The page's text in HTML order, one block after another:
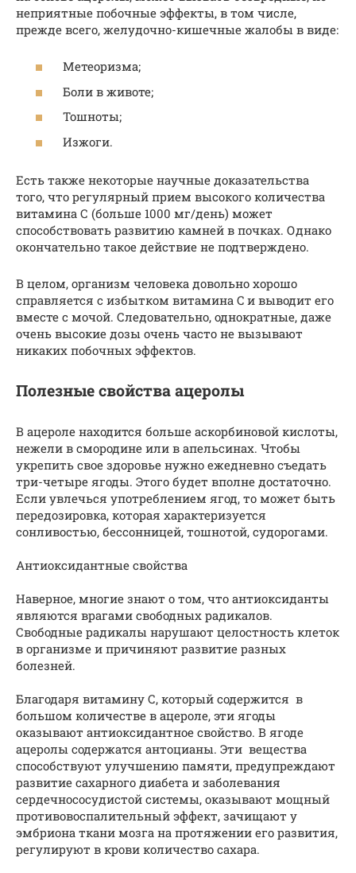
неприятные побочные эффекты, в том числе,
прежде всего, желудочно-кишечные жалобы в виде:
Метеоризма;
Боли в животе;
Тошноты;
Изжоги.
Есть также некоторые научные доказательства
того, что регулярный прием высокого количества
витамина С (больше 1000 мг/день) может
способствовать развитию камней в почках. Однако
окончательно такое действие не подтверждено.
В целом, организм человека довольно хорошо
справляется с избытком витамина C и выводит его
вместе с мочой. Следовательно, однократные, даже
очень высокие дозы очень часто не вызывают
никаких побочных эффектов.
Полезные свойства ацеролы
В ацероле находится больше аскорбиновой кислоты,
нежели в смородине или в апельсинах. Чтобы
укрепить свое здоровье нужно ежедневно съедать
три-четыре ягоды. Этого будет вполне достаточно.
Если увлечься употреблением ягод, то может быть
передозировка, которая характеризуется
сонливостью, бессонницей, тошнотой, судорогами.
Антиоксидантные свойства
Наверное, многие знают о том, что антиоксиданты
являются врагами свободных радикалов.
Свободные радикалы нарушают целостность клеток
в организме и причиняют развитие разных
болезней.
Благодаря витамину С, который содержится в
большом количестве в ацероле, эти ягоды
оказывают антиоксидантное свойство. В ягоде
ацеролы содержатся антоцианы. Эти вещества
способствуют улучшению памяти, предупреждают
развитие сахарного диабета и заболевания
сердечнососудистой системы, оказывают мощный
противовоспалительный эффект, зачищают у
эмбриона ткани мозга на протяжении его развития,
регулируют в крови количество сахара.